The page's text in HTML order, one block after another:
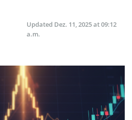
Updated Dez. 11, 2025 at 09:12
a.m.